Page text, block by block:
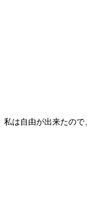
私は自由が出来たので